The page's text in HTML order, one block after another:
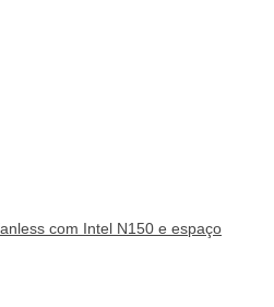
com Intel N150 e espaço